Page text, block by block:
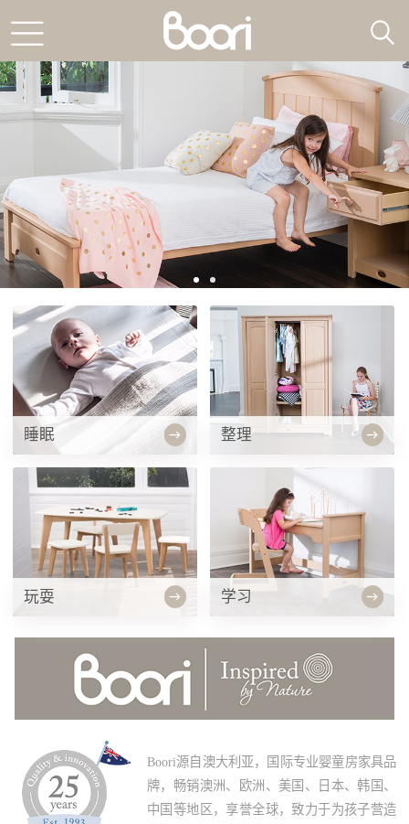
睡眠 整理
玩耍 学习
Boori源自澳大利亚，国际专业婴童房家具品
牌，畅销澳洲、欧洲、美国、日本、韩国、
中国等地区，享誉全球，致力于为孩子营造